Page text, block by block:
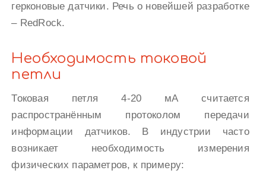
герконовые датчики. Речь о новейшей разработке
– RedRock.
Необходимость токовой
петли
Токовая петля 4-20 мА считается
распространённым протоколом передачи
информации датчиков. В индустрии часто
возникает необходимость измерения
физических параметров, к примеру: